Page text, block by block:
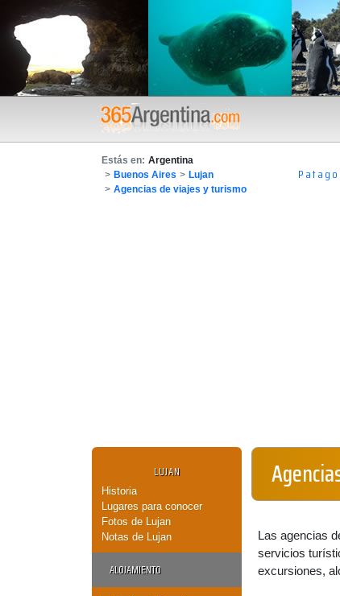
Estás en: Argentina
> Buenos Aires > Lujan
> Agencias de viajes y turismo
LUJAN
Historia
Lugares para conocer
Fotos de Lujan
Notas de Lujan
ALOJAMIENTO
Las agencias
servicios
excursiones,